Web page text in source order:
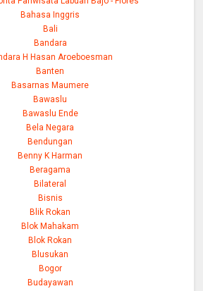
Bahasa Inggris
Bali
Bandara
H Hasan Aroeboesman
Banten
Basarnas Maumere
Bawaslu
Bawaslu Ende
Bela Negara
Bendungan
Benny K Harman
Beragama
Bilateral
Bisnis
Blik Rokan
Blok Mahakam
Blok Rokan
Blusukan
Bogor
Budayawan